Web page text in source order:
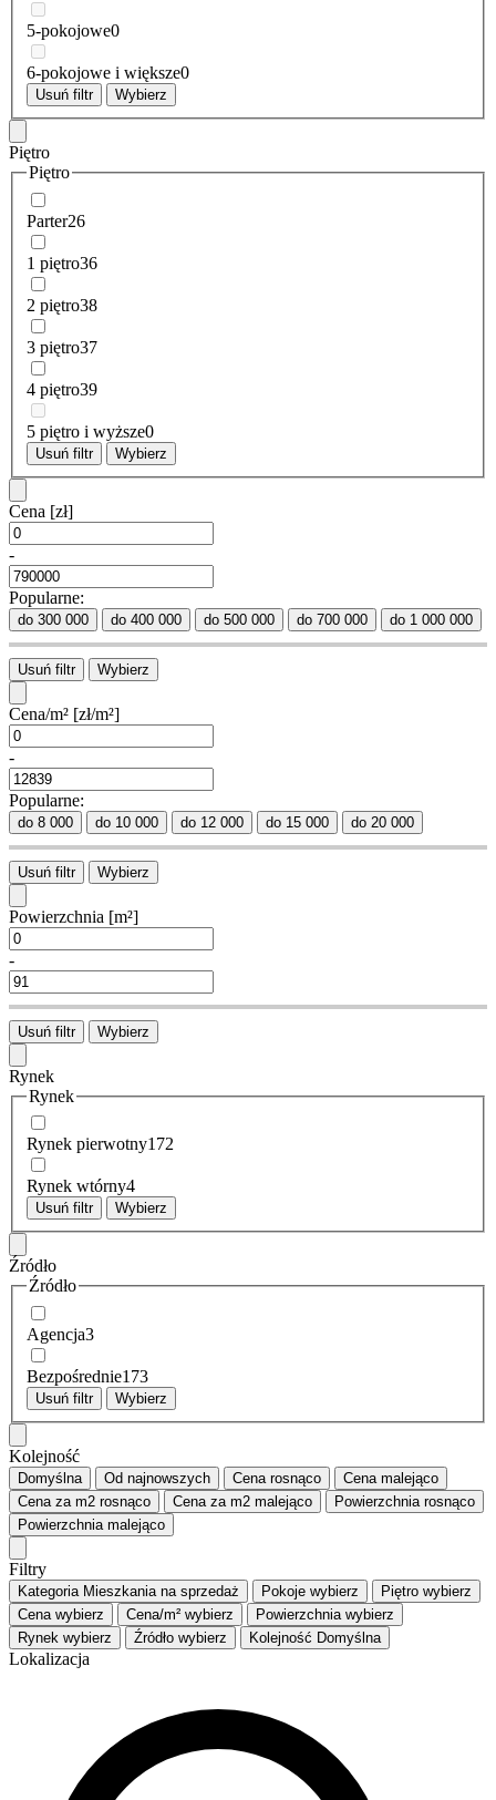
5-pokojowe0
6-pokojowe i większe0
Usuń filtr Wybierz
Piętro
Piętro
Parter26
1 piętro36
2 piętro38
3 piętro37
4 piętro39
5 piętro i wyższe0
Usuń filtr Wybierz
Cena [zł]
-
Popularne:
do 300 000 do 400 000 do 500 000 do 700 000 do 1 000 000
Usuń filtr Wybierz
Cena/m² [zł/m²]
-
Popularne:
do 8 000 do 10 000 do 12 000 do 15 000 do 20 000
Usuń filtr Wybierz
Powierzchnia [m²]
-
Usuń filtr Wybierz
Rynek
Rynek
Rynek pierwotny172
Rynek wtórny4
Usuń filtr Wybierz
Źródło
Źródło
Agencja3
Bezpośrednie173
Usuń filtr Wybierz
Kolejność
Domyślna Od najnowszych Cena rosnąco Cena malejąco
Cena za m2 rosnąco Cena za m2 malejąco Powierzchnia rosnąco
Powierzchnia malejąco
Filtry
Kategoria Mieszkania na sprzedaż Pokoje wybierz Piętro wybierz
Cena wybierz Cena/m² wybierz Powierzchnia wybierz
Rynek wybierz Źródło wybierz Kolejność Domyślna
Lokalizacja